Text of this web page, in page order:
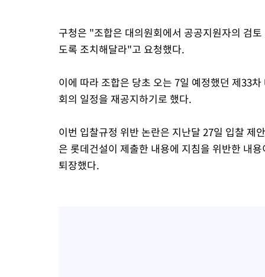
구청은 "조합은 대의원회에서 공공지원자의 검
도록 조치해달라"고 요청했다.
이에 따라 조합은 당초 오는 7일 예정했던 제33
회의 일정을 재공지하기로 했다.
이번 입찰규정 위반 논란은 지난달 27일 입찰 제
은 롯데건설이 제출한 내용에 지침을 위반한 내
퇴장했다.